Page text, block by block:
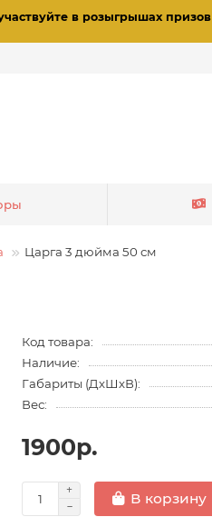
в розыгрышах призов
Царга 3 дюйма 50 см
Код товара:
Наличие:
Габариты (ДхШхВ):
Вес:
1900р.
В корзину